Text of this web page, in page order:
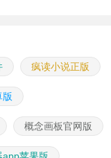
疯读小说正版
版
概念画板官网版